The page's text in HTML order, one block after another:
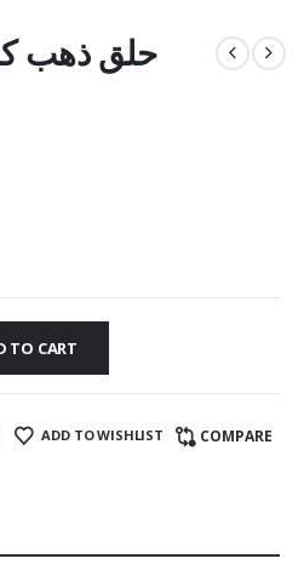
TO CART
ADD TO WISHLIST COMPARE